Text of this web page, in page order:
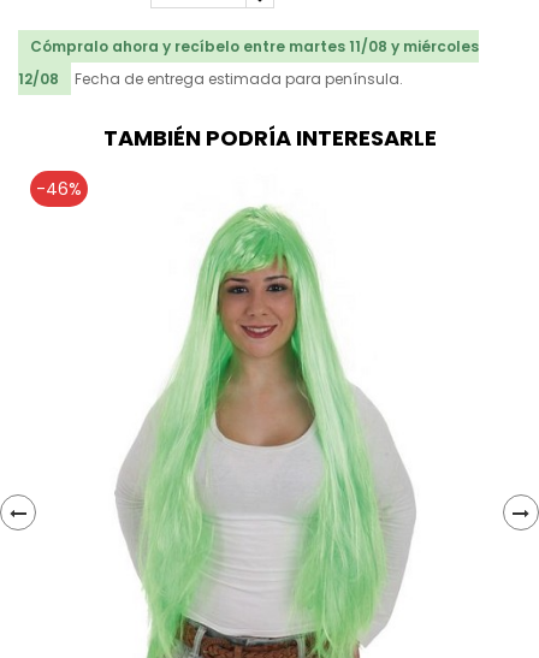
Cómpralo ahora y recíbelo entre martes 11/08 y miércoles
12/08
Fecha de entrega estimada para península.
TAMBIÉN PODRÍA INTERESARLE
-46%